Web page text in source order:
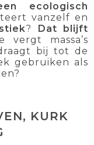
ecologisch
vanzelf en
?
Dat blijft
vergt massa’s
bij tot de
gebruiken als
KURK